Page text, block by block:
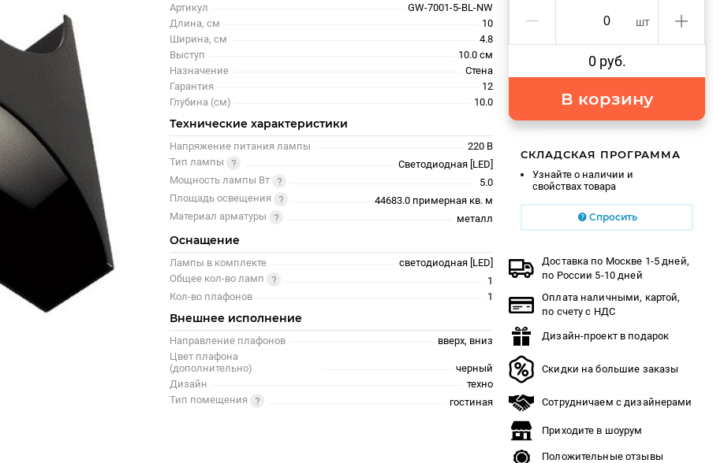
Артикул
GW-7001-5-BL-NW
Длина, см
10
Ширина, см
4.8
Выступ
10.0 см
Назначение
Стена
Гарантия
12
Глубина (см)
10.0
Технические характеристики
Напряжение питания лампы
220 В
Тип лампы
Светодиодная [LED]
Мощность лампы Вт
5.0
Площадь освещения
44683.0 примерная кв. м
Материал арматуры
металл
Оснащение
Лампы в комплекте
светодиодная [LED]
Общее кол-во ламп
1
Кол-во плафонов
1
Внешнее исполнение
Направление плафонов
вверх, вниз
Цвет плафона
(дополнительно)
черный
Дизайн
техно
Тип помещения
гостиная
шт
0 руб.
В корзину
СКЛАДСКАЯ ПРОГРАММА
Узнайте о наличии и
свойствах товара
Спросить
Доставка по Москве 1-5 дней,
по России 5-10 дней
Оплата наличными, картой,
по счету с НДС
Дизайн-проект в подарок
Скидки на большие заказы
Сотрудничаем с дизайнерами
Приходите в шоурум
Положительные отзывы